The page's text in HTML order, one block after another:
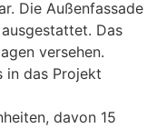
Die Außenfassade
Das
versehen.
in das Projekt
davon 15